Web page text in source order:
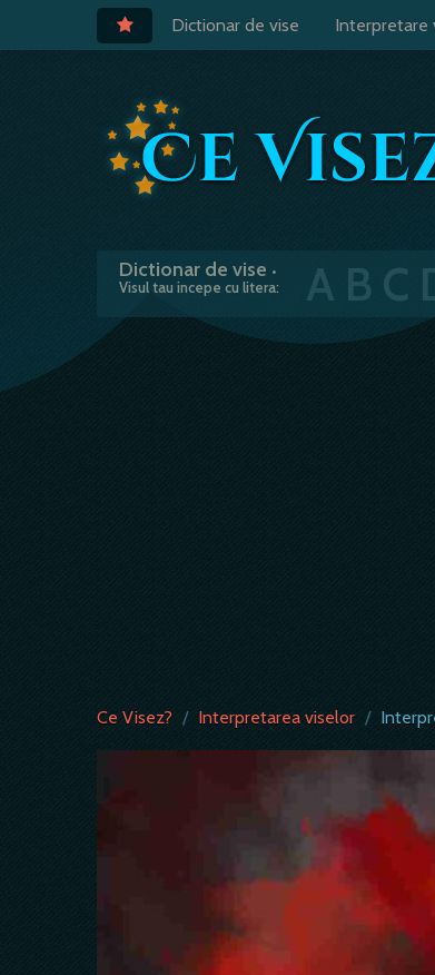
Dictionar de vise Interpretare
Dictionar de vise •
Visul tau incepe cu litera:
A B C
Ce Visez? / Interpretarea viselor /